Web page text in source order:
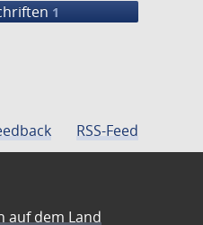
1
RSS-Feed
auf dem Land